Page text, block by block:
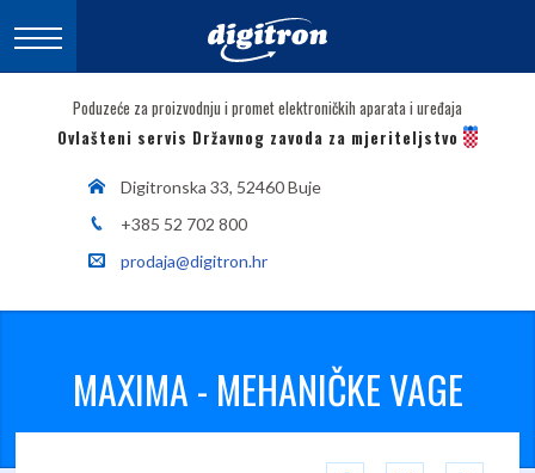
Poduzeće za proizvodnju i promet elektroničkih aparata i uređaja
Ovlašteni servis Državnog zavoda za mjeriteljstvo
Digitronska 33, 52460 Buje
+385 52 702 800
prodaja@digitron.hr
MAXIMA - MEHANIČKE VAGE